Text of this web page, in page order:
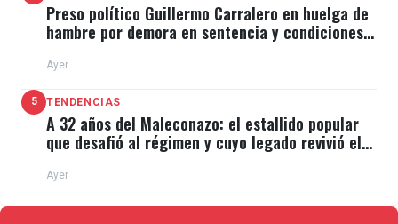
Preso político Guillermo Carralero en huelga de
hambre por demora en sentencia y condiciones
Ayer
5 TENDENCIAS
A 32 años del Maleconazo: el estallido popular
que desafió al régimen y cuyo legado revivió el
Ayer